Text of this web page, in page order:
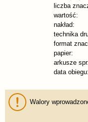
liczba
wartość:
nakład:
technika
format
papier:
arkusze
data obiegu:
Walory